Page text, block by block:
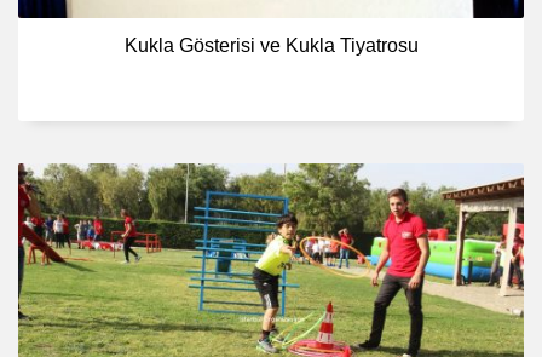
Kukla Gösterisi ve Kukla Tiyatrosu